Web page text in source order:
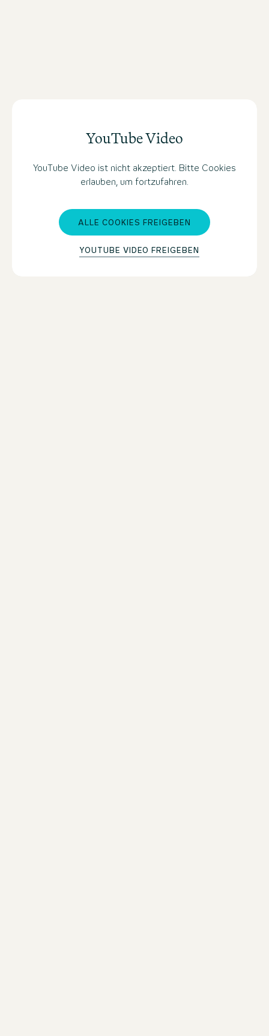
YouTube Video
YouTube Video ist nicht akzeptiert. Bitte Cookies
erlauben, um fortzufahren.
ALLE COOKIES FREIGEBEN
YOUTUBE VIDEO FREIGEBEN